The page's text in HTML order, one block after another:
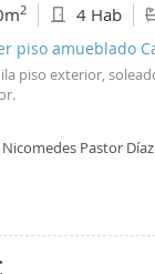
2 4 Hab
piso amueblado
piso exterior,
Nicomedes Pastor